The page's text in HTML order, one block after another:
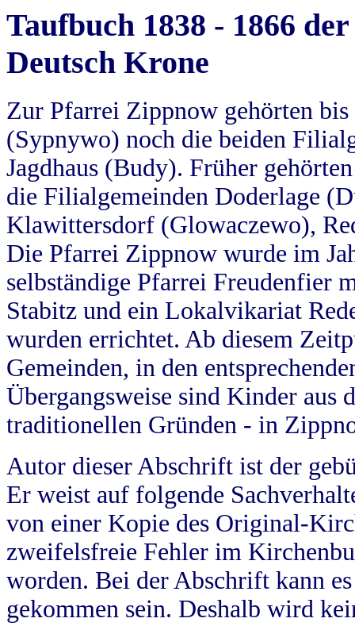
Taufbuch 1838 - 1866
Deutsch Krone
Zur Pfarrei Zippnow gehörten
(Sypnywo) noch die beiden
Jagdhaus (Budy). Früher
die Filialgemeinden Doderlage
Klawittersdorf (Glowaczewo),
Die Pfarrei Zippnow wurde im
selbständige Pfarrei Freudenfier
Stabitz und ein Lokalvikariat
wurden errichtet. Ab diesem
Gemeinden, in den
Übergangsweise sind Kinder aus
traditionellen Gründen - in
Autor dieser Abschrift ist der
Er weist auf folgende
von einer Kopie des Original-
zweifelsfreie Fehler im
worden. Bei der Abschrift kann
gekommen sein. Deshalb wird